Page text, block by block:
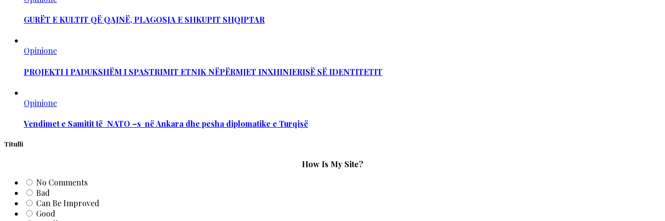
GURËT E KULTIT QË QAJNË, PLAGOSJA E SHKUPIT SHQIPTAR
Opinione
PROJEKTI I PADUKSHËM I SPASTRIMIT ETNIK NËPËRMJET INXHINIERISË SË IDENTITETIT
Opinione
Vendimet e Samitit të NATO –s në Ankara dhe pesha diplomatike e Turqisë
Titulli
How Is My Site?
No Comments
Bad
Can Be Improved
Good